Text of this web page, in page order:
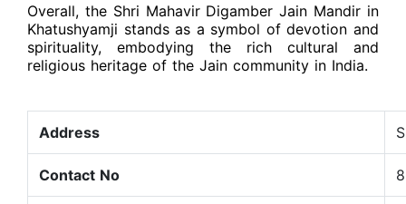
Overall, the Shri Mahavir Digamber Jain Mandir in
Khatushyamji stands as a symbol of devotion and
spirituality, embodying the rich cultural and
religious heritage of the Jain community in India.
Address
Contact No